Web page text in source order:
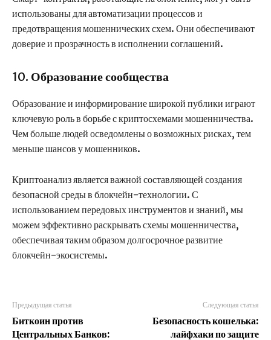
использованы для автоматизации процессов и
предотвращения мошеннических схем. Они обеспечивают
доверие и прозрачность в исполнении соглашений.
10. Образование сообщества
Образование и информирование широкой публики играют
ключевую роль в борьбе с криптосхемами мошенничества.
Чем больше людей осведомлены о возможных рисках, тем
меньше шансов у мошенников.
Криптоанализ является важной составляющей создания
безопасной среды в блокчейн-технологии. С
использованием передовых инструментов и знаний, мы
можем эффективно раскрывать схемы мошенничества,
обеспечивая таким образом долгосрочное развитие
блокчейн-экосистемы.
Предыдущая статья
Биткоин против
Центральных Банков:
Следующая статья
Безопасность кошелька:
лайфхаки по защите